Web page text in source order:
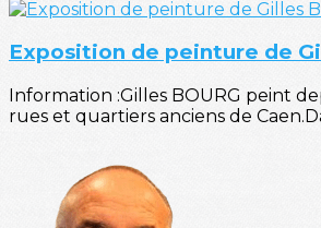
Exposition de peinture de
Information :Gilles BOURG peint
rues et quartiers anciens de